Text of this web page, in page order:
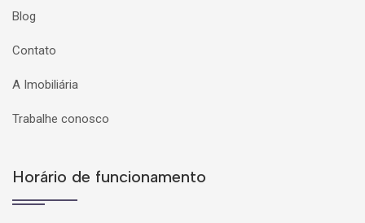
Blog
Contato
A Imobiliária
Trabalhe conosco
Horário de funcionamento